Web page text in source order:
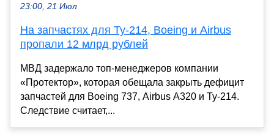
23:00, 21 Июл
На запчастях для Ту-214, Boeing и Airbus
пропали 12 млрд рублей
МВД задержало топ-менеджеров компании
«Протектор», которая обещала закрыть дефицит
запчастей для Boeing 737, Airbus A320 и Ту-214.
Следствие считает,...